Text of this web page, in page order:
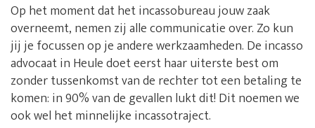
Op het moment dat het incassobureau jouw zaak
overneemt, nemen zij alle communicatie over. Zo kun
jij je focussen op je andere werkzaamheden. De incasso
advocaat in Heule doet eerst haar uiterste best om
zonder tussenkomst van de rechter tot een betaling te
komen: in 90% van de gevallen lukt dit! Dit noemen we
ook wel het minnelijke incassotraject.